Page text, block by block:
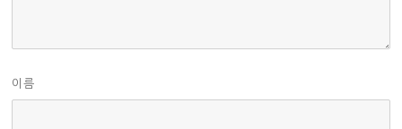
이름